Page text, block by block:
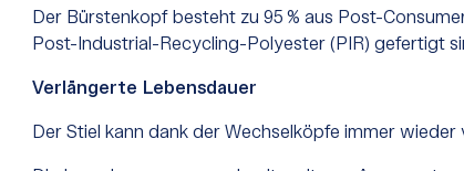
Der Bürstenkopf besteht zu 95 % aus Post-
Post-Industrial-Recycling-Polyester (PIR) gefertigt
Verlängerte Lebensdauer
Der Stiel kann dank der Wechselköpfe immer